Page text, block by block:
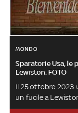
MONDO
Sparatorie Usa, le
Lewiston. FOTO
Il 25 ottobre 2023
un fucile a
numerosi feriti.